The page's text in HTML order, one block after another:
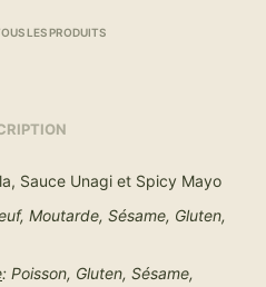
LES PRODUITS
Sauce Unagi et Spicy Mayo
Moutarde, Sésame, Gluten,
: Poisson, Gluten, Sésame,